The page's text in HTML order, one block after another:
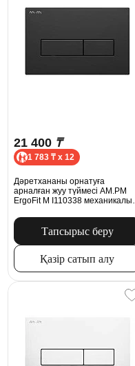
21 400 ₸
1 783 ₸ x 12
Дәретхананы орнатуға
арналған жуу түймесі AM.PM
ErgoFit М I110338 механикалық
Тапсырыс беру
Қазір сатып алу